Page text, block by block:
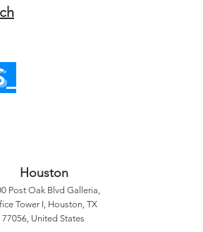
Houston
Post Oak Blvd Galleria,
Tower I, Houston, TX
77056, United States